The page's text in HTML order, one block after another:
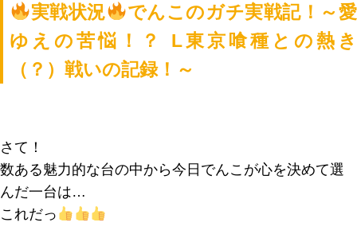
実戦状況
でんこのガチ実戦記！～愛
ゆえの苦悩！？ L東京喰種との熱き
（？）戦いの記録！～
さて！
数ある魅力的な台の中から今日でんこが心を決めて選
んだ一台は…
これだっ